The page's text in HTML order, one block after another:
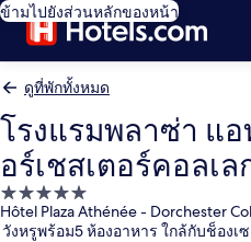
ข้ามไปยังส่วนหลักของหน้า
ดูที่พักทั้งหมด
โรงแรมพลาซ่า แ
อร์เชสเตอร์คอลเ
ที่พัก
5.0
Hôtel Plaza Athénée - Dorchester
วังหรูพร้อม5 ห้องอาหาร ใกล้กับช็องเ